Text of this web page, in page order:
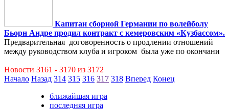
Капитан сборной Германии по волейболу
Бьорн Андре продил контракт с кемеровским «Кузбассом».
Предварительная договоренность о продлении отношений
между руководством клуба и игроком была уже по окончани
Новости 3161 - 3170 из 3172
Начало Назад 314 315 316 317 318 Вперед Конец
ближайшая игра
последняя игра